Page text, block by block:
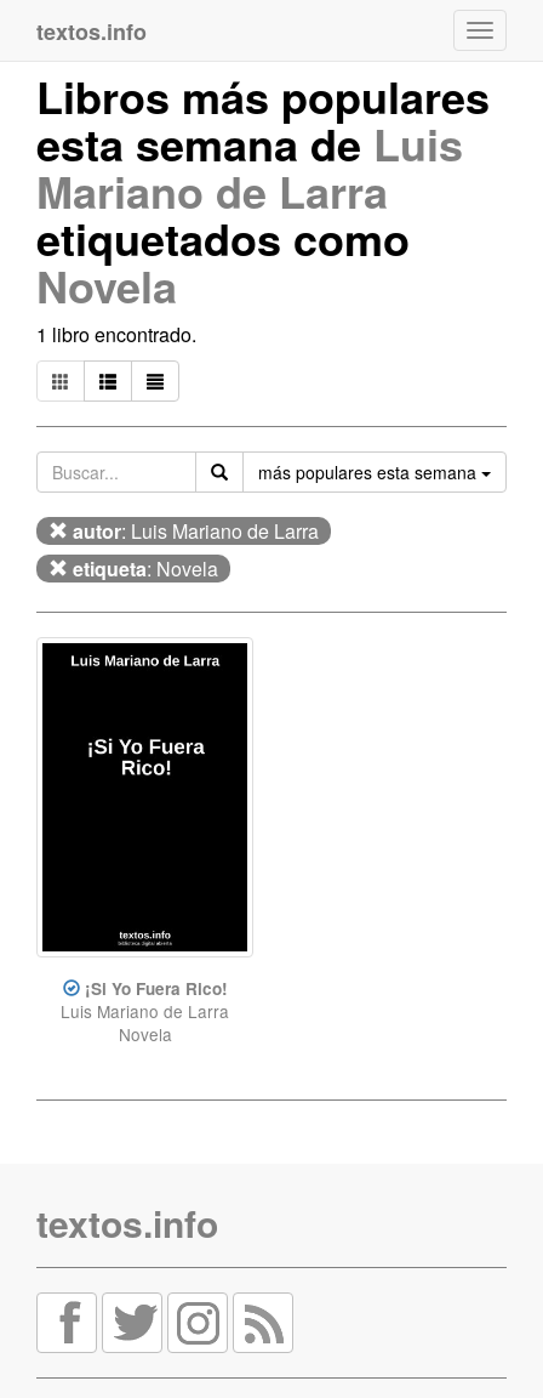
textos.info
Libros más populares
esta semana de Luis
Mariano de Larra
etiquetados como
Novela
1 libro encontrado.
más populares esta semana
autor: Luis Mariano de Larra
etiqueta: Novela
¡Si Yo Fuera Rico!
Luis Mariano de Larra
Novela
textos.info